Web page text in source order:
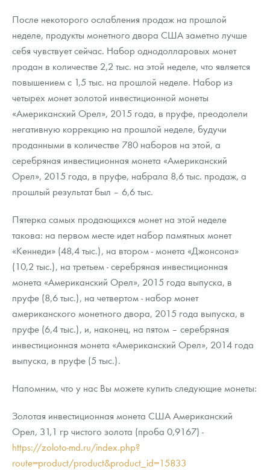
После некоторого ослабления продаж на прошлой
неделе, продукты монетного двора США заметно лучше
себя чувствует сейчас. Набор однодолларовых монет
продан в количестве 2,2 тыс. на этой неделе, что является
повышением с 1,5 тыс. на прошлой неделе. Набор из
четырех монет золотой инвестиционной монеты
«Американский Орел», 2015 года, в пруфе, преодолели
негативную коррекцию на прошлой неделе, будучи
проданными в количестве 780 наборов на этой, а
серебряная инвестиционная монета «Американский
Орел», 2015 года, в пруфе, набрала 8,6 тыс. продаж, а
прошлый результат был – 6,6 тыс.
Пятерка самых продающихся монет на этой неделе
такова: на первом месте идет набор памятных монет
«Кеннеди» (48,4 тыс.), на втором - монета «Джонсона»
(10,2 тыс.), на третьем - серебряная инвестиционная
монета «Американский Орел», 2015 года выпуска, в
пруфе (8,6 тыс.), на четвертом - набор монет
американского монетного двора, 2015 года выпуска, в
пруфе (6,4 тыс.), и, наконец, на пятом – серебряная
инвестиционная монета «Американский Орел», 2014 года
выпуска, в пруфе (5 тыс.).
Напомним, что у нас Вы можете купить следующие монеты:
Золотая инвестиционная монета США Американский
Орел, 31,1 гр чистого золота (проба 0,9167) -
https://zoloto-md.ru/index.php?
route=product/product&product_id=15833